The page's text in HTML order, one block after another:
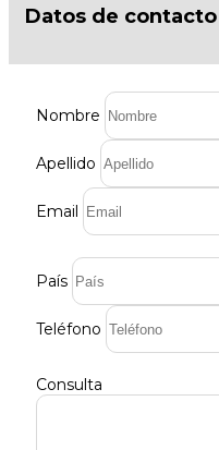
Datos de contacto
Nombre
Apellido
Email
País
Teléfono
Consulta